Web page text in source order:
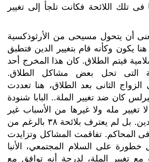
فى تلك اللائحة فكانت تلجأ إلى تغيير
يعنى أن يتحول مسيحى من الأرثوذكسية
هنا يكون وكأنه قام بتغيير الدين فتطبق
فيتم الطلاق. كان هذا المخرج أحد
التى تحل بعض مشاكل الطلاق.
الزواج الثانى بعد الطلاق، هنا تعددت
كان ضد تغيير الملة.. البابا شنودة
تغيير مله ولا غيرها من الأسباب غير
علة الزنا وتغيير الدين. بل لم يعترف بلائحة ٣٨ بالرغم من
فى المحاكم. تفاقمت المشاكل وتزايدت
على السلام المجتمعي، الأنبا
تغيير الملة، لدرجة أنه توافق مع